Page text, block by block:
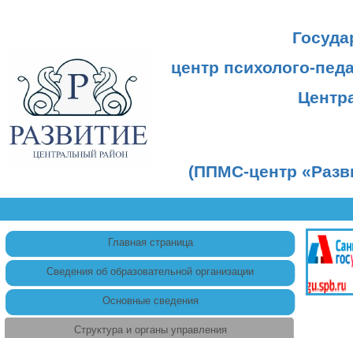
центр психолого-
(ППМС-центр
Главная страница
Сведения об образовательной организации
Основные сведения
Структура и органы управления